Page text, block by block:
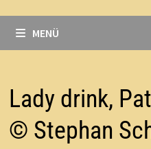
MENÜ
Lady drink,
© Stephan